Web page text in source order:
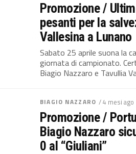
Promozione /
pesanti per la
Vallesina a Lunano
Sabato 25 aprile suona la
giornata di campionato.
Biagio Nazzaro e Tavullia
BIAGIO NAZZARO / 4 mesi ago
Promozione /
Biagio Nazzaro
0 al “Giuliani”